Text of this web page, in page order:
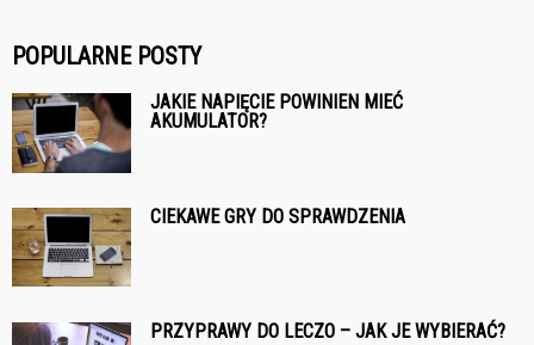
POPULARNE POSTY
JAKIE NAPIĘCIE POWINIEN MIEĆ
AKUMULATOR?
CIEKAWE GRY DO SPRAWDZENIA
PRZYPRAWY DO LECZO – JAK JE WYBIERAĆ?